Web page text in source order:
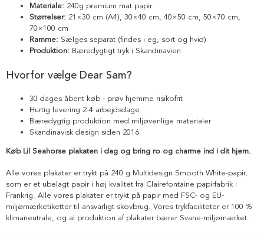
Materiale: 240g premium mat papir
Størrelser: 21×30 cm (A4), 30×40 cm, 40×50 cm, 50×70 cm,
70×100 cm
Ramme: Sælges separat (findes i eg, sort og hvid)
Produktion: Bæredygtigt tryk i Skandinavien
Hvorfor vælge Dear Sam?
30 dages åbent køb - prøv hjemme risikofrit
Hurtig levering 2-4 arbejdsdage
Bæredygtig produktion med miljøvenlige materialer
Skandinavisk design siden 2016
Køb Lil Seahorse plakaten i dag og bring ro og charme ind i dit hjem.
Alle vores plakater er trykt på 240 g Multidesign Smooth White-papir,
som er et ubelagt papir i høj kvalitet fra Clairefontaine papirfabrik i
Frankrig. Alle vores plakater er trykt på papir med FSC- og EU-
miljømærketiketter til ansvarligt skovbrug. Vores trykfaciliteter er 100 %
klimaneutrale, og al produktion af plakater bærer Svane-miljømærket.